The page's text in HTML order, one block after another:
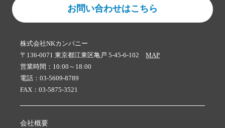
お問い合わせはこちら
株式会社NKカンパニー
〒136-0071 東京都江東区亀戸 5-45-6-102MAP
営業時間：10:00～18:00
電話：03-5609-8789
FAX：03-5875-3521
会社概要